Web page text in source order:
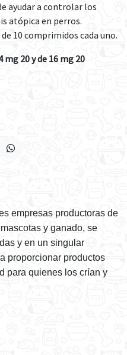
ayudar a controlar los
atópica en perros.
10 comprimidos cada uno.
mg 20 y de 16 mg 20
empresas productoras de
y ganado, se
y en un singular
proporcionar productos
para quienes los crían y